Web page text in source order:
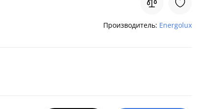
Производитель: Energolux